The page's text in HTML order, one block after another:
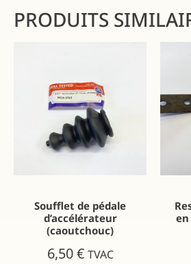
PRODUITS
Soufflet de pédale
d’accélérateur
(caoutchouc)
6,50€ TVAC
en